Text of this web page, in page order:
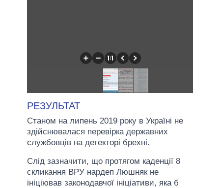
РЕЗУЛЬТАТ
Станом на липень 2019 року в Україні не
здійснювалася перевірка державних
службовців на детекторі брехні.
Слід зазначити, що протягом каденції 8
скликання ВРУ нардеп Люшняк не
ініціював законодавчої ініціативи, яка б